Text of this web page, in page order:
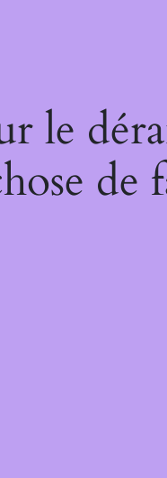
le
de